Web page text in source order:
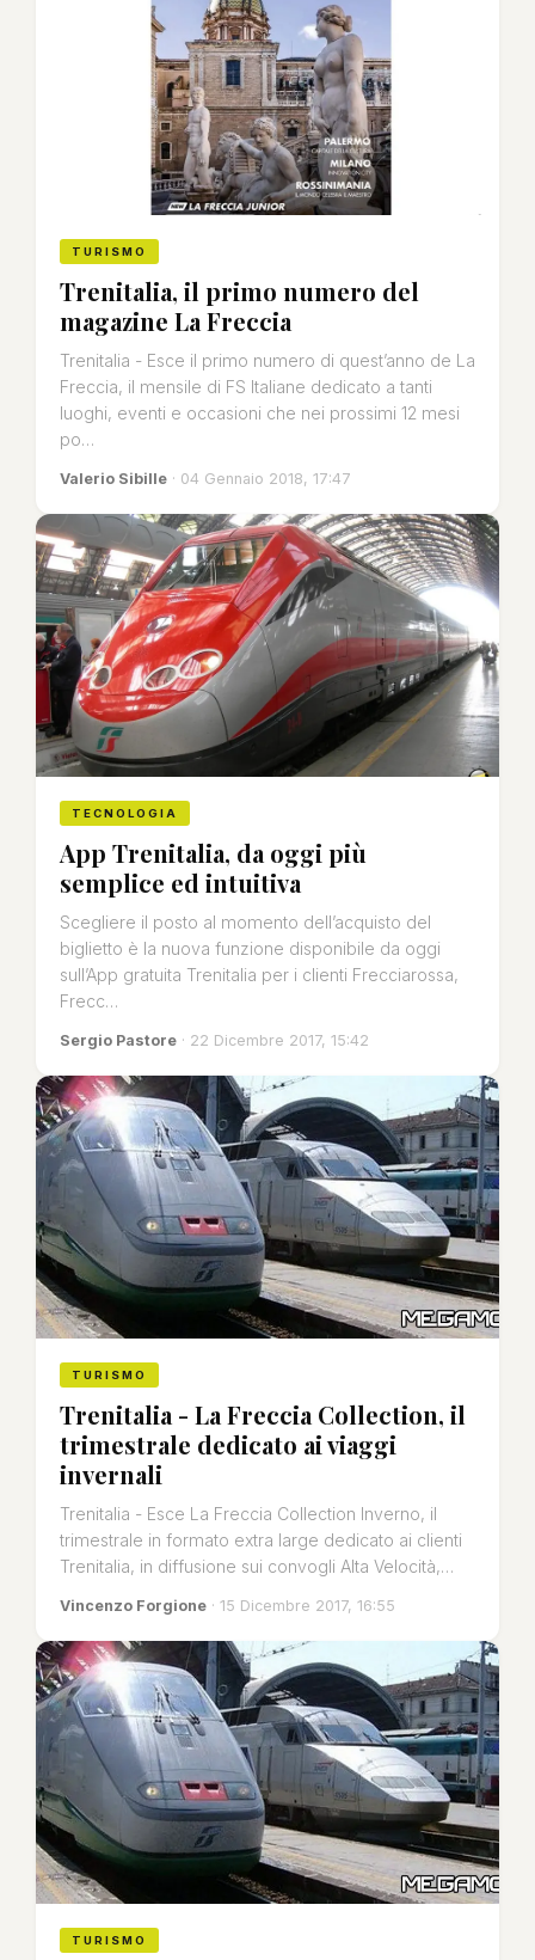
TURISMO
Trenitalia, il primo numero del
magazine La Freccia
Trenitalia - Esce il primo numero di quest’anno de La
Freccia, il mensile di FS Italiane dedicato a tanti
luoghi, eventi e occasioni che nei prossimi 12 mesi
po…
Valerio Sibille · 04 Gennaio 2018, 17:47
TECNOLOGIA
App Trenitalia, da oggi più
semplice ed intuitiva
Scegliere il posto al momento dell’acquisto del
biglietto è la nuova funzione disponibile da oggi
sull’App gratuita Trenitalia per i clienti Frecciarossa,
Frecc…
Sergio Pastore · 22 Dicembre 2017, 15:42
TURISMO
Trenitalia - La Freccia Collection, il
trimestrale dedicato ai viaggi
invernali
Trenitalia - Esce La Freccia Collection Inverno, il
trimestrale in formato extra large dedicato ai clienti
Trenitalia, in diffusione sui convogli Alta Velocità,…
Vincenzo Forgione · 15 Dicembre 2017, 16:55
TURISMO